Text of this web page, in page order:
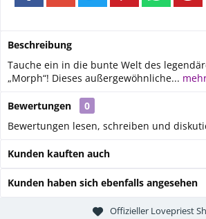
Beschreibung
Tauche ein in die bunte Welt des
„Morph“! Dieses außergewöhnliche...
Bewertungen
0
Bewertungen lesen, schreiben und
Kunden kauften auch
Kunden haben sich ebenfalls angesehen
Offizieller Lovepriest